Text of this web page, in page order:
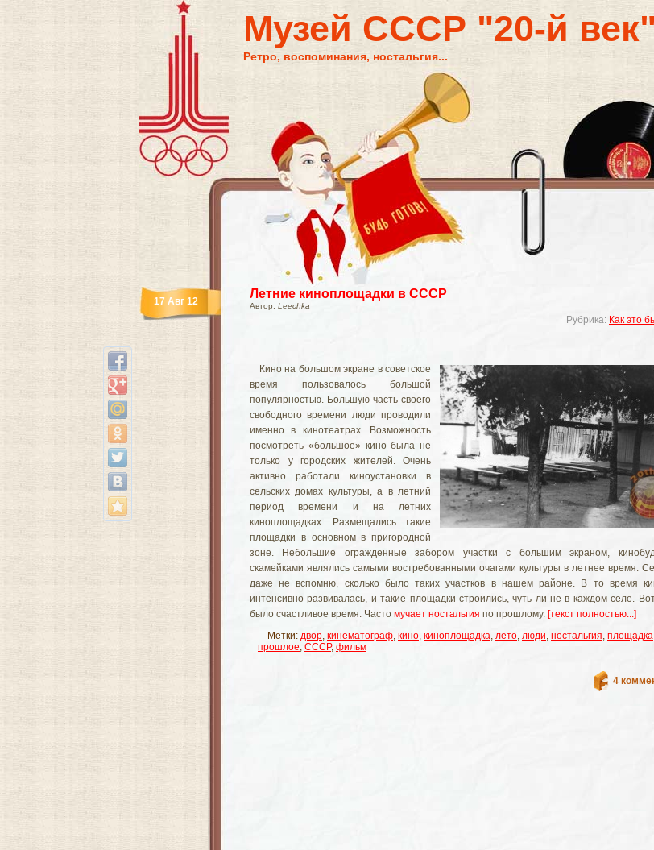
Музей СССР "20-й
Ретро, воспоминания, ностальгия...
Летние киноплощадки в СССР
Автор: Leechka
Рубрика: Как это
17 Авг 12
Кино на большом экране в советское
время пользовалось большой
популярностью. Большую часть своего
свободного времени люди проводили
именно в кинотеатрах. Возможность
посмотреть «большое» кино была не
только у городских жителей. Очень
активно работали киноустановки в
сельских домах культуры, а в летний
период времени и на летних
киноплощадках. Размещались такие
площадки в основном в пригородной
зоне. Небольшие огражденные забором участки с большим экраном,
скамейками являлись самыми востребованными очагами культуры в летнее время.
даже не вспомню, сколько было таких участков в нашем районе. В то время
интенсивно развивалась, и такие площадки строились, чуть ли не в каждом селе.
было счастливое время. Часто мучает ностальгия по прошлому. [текст полностью...]
Метки: двор, кинематограф, кино, киноплощадка, лето, люди, ностальгия, площадка
прошлое, СССР, фильм
4